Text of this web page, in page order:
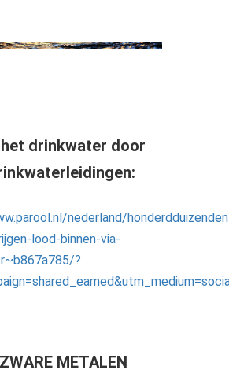
drinkwater door
nederland/
lood-binnen-via-
?
METALEN